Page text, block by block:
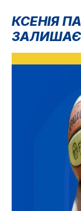
КСЕНІЯ